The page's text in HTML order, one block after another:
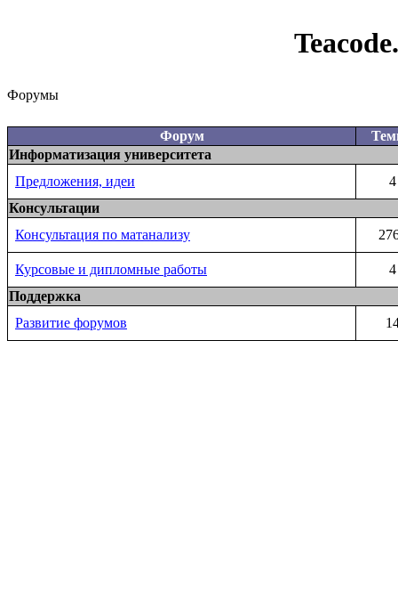
Форумы
Форум
Информатизация университета
Предложения, идеи
4
Консультации
Консультация по матанализу
Курсовые и дипломные работы
4
Поддержка
Развитие форумов